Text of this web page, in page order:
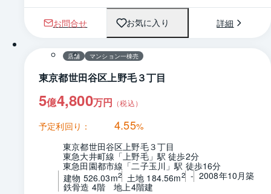
お問合せ お気に入り 詳細
1 / 0
店舗 マンション一棟売
東京都世田谷区上野毛３丁目
5億4,800万円 （税込）
予定利回り： 4.55%
東京都世田谷区上野毛３丁目
東急大井町線「上野毛」駅 徒歩2分
東急田園都市線「二子玉川」駅 徒歩16分
建物 526.03m2 土地 184.56m2 - 2008年10月築
鉄骨造 4階　地上4階建